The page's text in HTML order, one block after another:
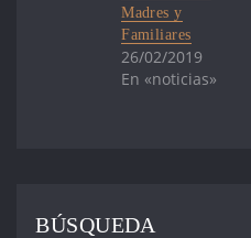
Madres y
Familiares
26/02/2019
En «noticias»
BÚSQUEDA